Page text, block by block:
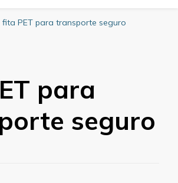
fita PET para transporte seguro
para
seguro